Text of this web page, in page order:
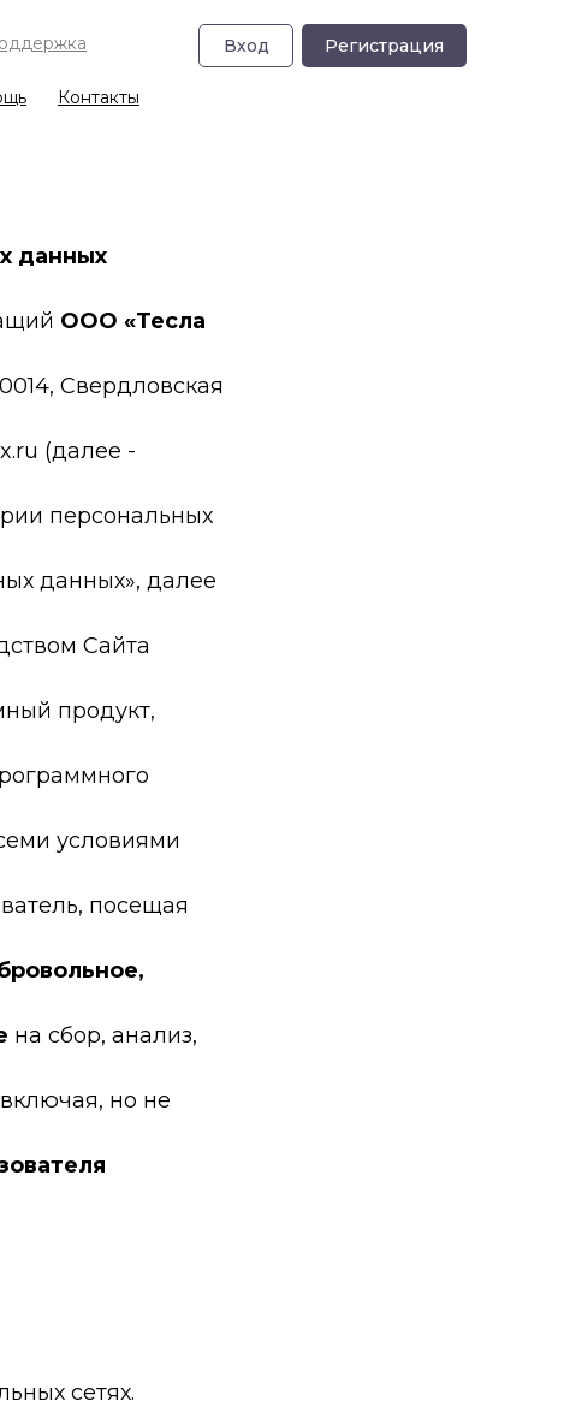
Контакты
Регистрация
Вход
данных
ООО «Тесла
Свердловская
(далее -
персональных
данных», далее
Сайта
продукт,
условиями
посещая
на сбор, анализ,
но не
сетях.